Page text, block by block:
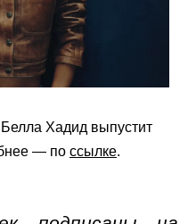
Белла Хадид выпустит
— по ссылке.